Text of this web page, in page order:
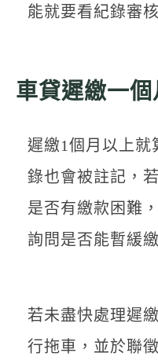
能就要看紀錄審
車貸遲繳一個
遲繳1個月以上就
錄也會被註記，
是否有繳款困難
詢問是否能暫緩
若未盡快處理遲
行拖車，並於聯